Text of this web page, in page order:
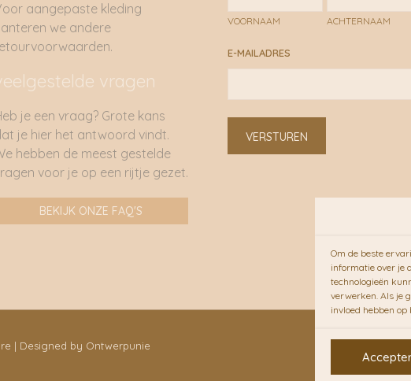
Om de beste
informatie over je
technologieën
verwerken. Als je
invloed hebben
aangepaste kleding
we andere
vragen
je een vraag? Grote kans
je hier het antwoord vindt.
hebben de meest gestelde
voor je op een rijtje gezet.
BEKIJK ONZE FAQ'S
VOORNAAM ACHTERNAAM
E-MAILADRES
VERSTUREN
| Designed by Ontwerpunie